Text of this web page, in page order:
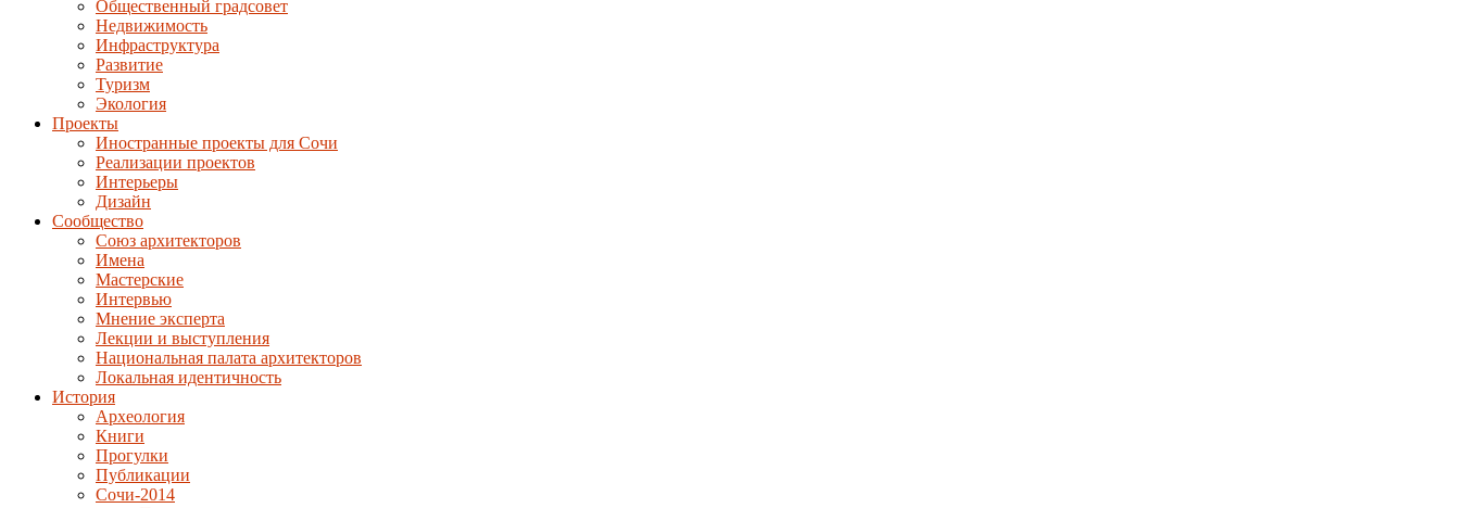
Общественный градсовет
Недвижимость
Инфраструктура
Развитие
Туризм
Экология
Проекты
Иностранные проекты для Сочи
Реализации проектов
Интерьеры
Дизайн
Сообщество
Союз архитекторов
Имена
Мастерские
Интервью
Мнение эксперта
Лекции и выступления
Национальная палата архитекторов
Локальная идентичность
История
Археология
Книги
Прогулки
Публикации
Сочи-2014